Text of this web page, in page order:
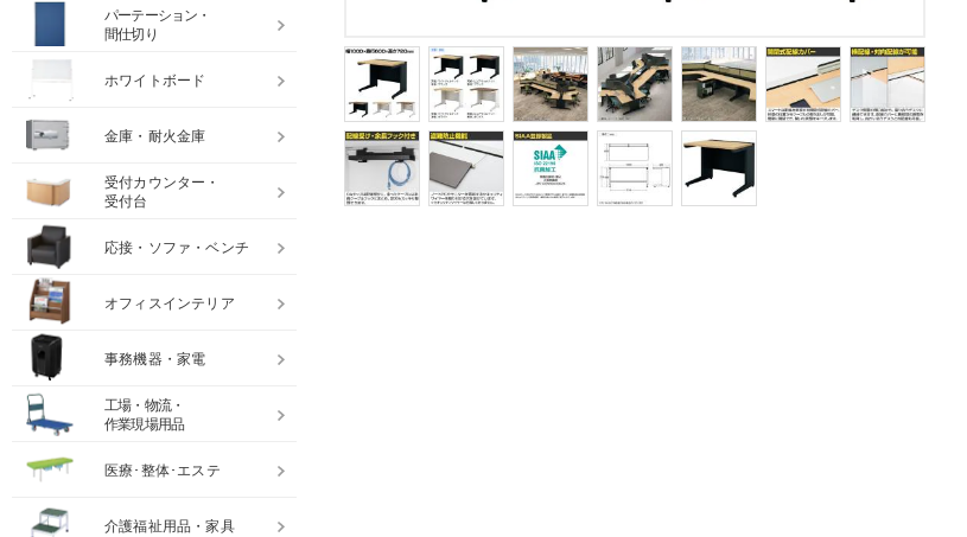
パーテーション・
間仕切り
ホワイトボード
金庫・耐火金庫
受付カウンター・
受付台
応接・ソファ・ベンチ
オフィスインテリア
事務機器・家電
工場・物流・
作業現場用品
医療･整体･エステ
介護福祉用品・家具